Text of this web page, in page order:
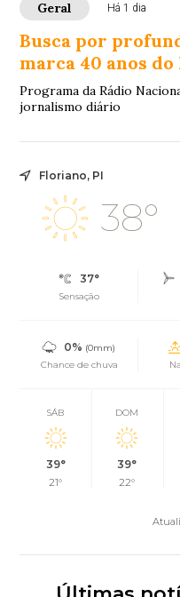
Geral Há 1 dia
Busca por
marca 40 anos
Programa da Rádio
jornalismo diário
Floriano, PI
38°
37°
Sensação
0% (0mm)
Chance de chuva
SÁB
39°
21°
DOM
39°
22°